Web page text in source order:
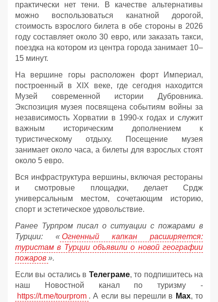
практически нет тени. В качестве альтернативы
можно воспользоваться канатной дорогой,
стоимость взрослого билета в обе стороны в 2026
году составляет около 30 евро, или заказать такси,
поездка на котором из центра города занимает 10–
15 минут.
На вершине горы расположен форт Империал,
построенный в XIX веке, где сегодня находится
Музей современной истории Дубровника.
Экспозиция музея посвящена событиям войны за
независимость Хорватии в 1990-х годах и служит
важным историческим дополнением к
туристическому отдыху. Посещение музея
занимает около часа, а билеты для взрослых стоят
около 5 евро.
Вся инфраструктура вершины, включая рестораны
и смотровые площадки, делает Срдж
универсальным местом, сочетающим историю,
спорт и эстетическое удовольствие.
Ранее Турпром писал о ситуации с пожарами в
Турции: « Огненный капкан расширяется:
туристам в Турции объявили о новой географии
пожаров ».
Если вы остались в Телеграме, то подпишитесь на
наш Новостной канал по туризму -
https://t.me/tourprom . А если вы перешли в Мах, то